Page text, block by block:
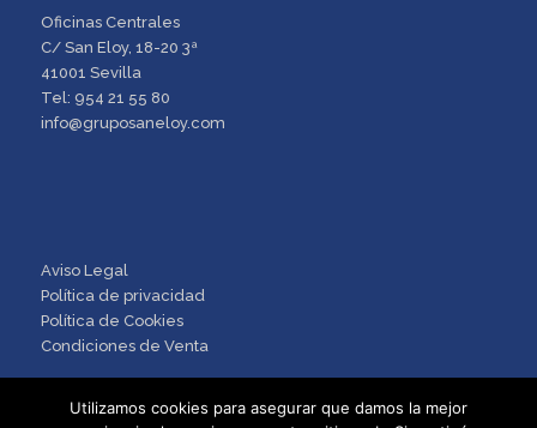
Oficinas Centrales
C/ San Eloy, 18-20 3ª
41001 Sevilla
Tel: 954 21 55 80
info@gruposaneloy.com
Aviso Legal
Política de privacidad
Política de Cookies
Condiciones de Venta
Utilizamos cookies para asegurar que damos la mejor